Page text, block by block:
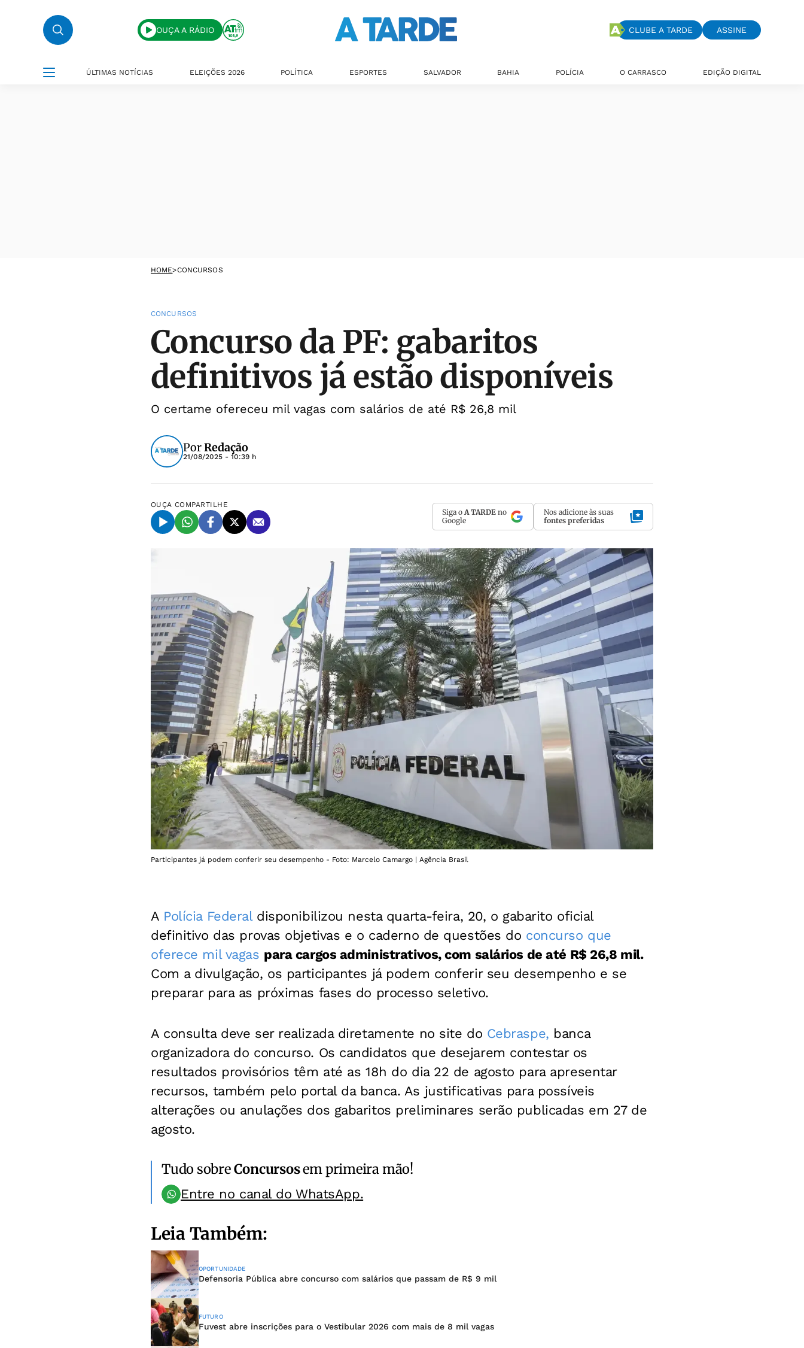
OUÇA A RÁDIO CLUBE A TARDE ASSINE
ÚLTIMAS NOTÍCIAS ELEIÇÕES 2026 POLÍTICA ESPORTES SALVADOR BAHIA POLÍCIA O CARRASCO EDIÇÃO DIGITAL
HOME>CONCURSOS
CONCURSOS
Concurso da PF: gabaritos
definitivos já estão disponíveis
O certame ofereceu mil vagas com salários de até R$ 26,8 mil
PorRedação
21/08/2025 - 10:39 h
OUÇA COMPARTILHE
Siga o A TARDE no
Google
Nos adicione às suas
fontes preferidas
Participantes já podem conferir seu desempenho - Foto: Marcelo Camargo | Agência Brasil
A Polícia Federaldisponibilizou nesta quarta-feira, 20, o gabarito oficial
definitivo das provas objetivas e o caderno de questões do concurso que
oferece mil vagas para cargos administrativos, com salários de até R$ 26,8 mil.
Com a divulgação, os participantes já podem conferir seu desempenho e se
preparar para as próximas fases do processo seletivo.
A consulta deve ser realizada diretamente no site do Cebraspe, banca
organizadora do concurso. Os candidatos que desejarem contestar os
resultados provisórios têm até as 18h do dia 22 de agosto para apresentar
recursos, também pelo portal da banca. As justificativas para possíveis
alterações ou anulações dos gabaritos preliminares serão publicadas em 27 de
agosto.
Tudo sobreConcursosem primeira mão!
Entre no canal do WhatsApp.
Leia Também:
OPORTUNIDADE
Defensoria Pública abre concurso com salários que passam de R$ 9 mil
FUTURO
Fuvest abre inscrições para o Vestibular 2026 com mais de 8 mil vagas